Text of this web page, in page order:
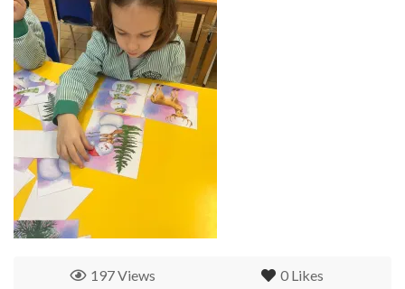
0 Likes
197 Views